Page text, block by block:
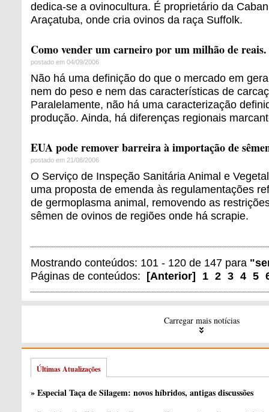
dedica-se a ovinocultura. É proprietário da
Araçatuba, onde cria ovinos da raça Suffolk.
Como vender um carneiro por um milhão de
postado em 04/09/2006
Não há uma definição do que o mercado em
nem do peso e nem das características de
Paralelamente, não há uma caracterização
produção. Ainda, há diferenças regionais
EUA pode remover barreira à importação de
postado em 21/08/2006
O Serviço de Inspeção Sanitária Animal e
uma proposta de emenda às regulamentações
de germoplasma animal, removendo as
sêmen de ovinos de regiões onde há scrapie.
Mostrando conteúdos: 101 - 120 de 147 para
Páginas de conteúdos: [Anterior] 1 2 3 4 5
Carregar mais notícias
Últimas Atualizações
» Especial Taça de Silagem: novos híbridos, antigas discussões